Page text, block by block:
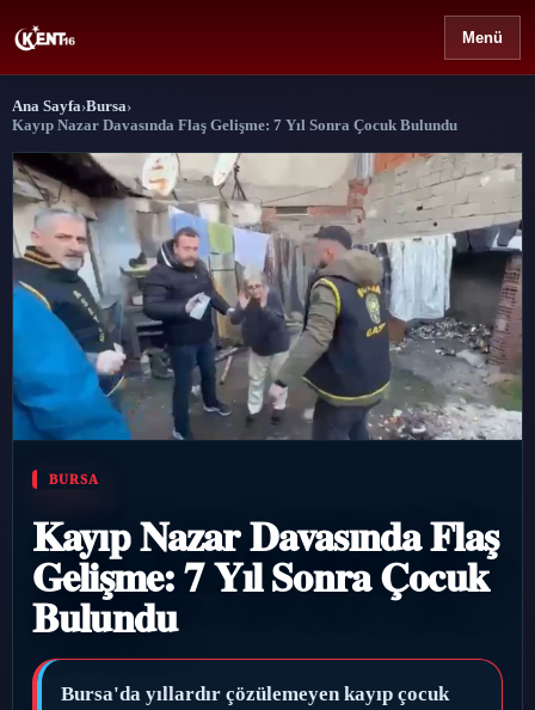
Menü
Bursa
Gündem ›
Politika ›
Spor
Ekonomi ›
Eğitim ›
Magazin ›
Sağlık
Yaşam
Ana Sayfa›Bursa›
Kayıp Nazar Davasında Flaş Gelişme: 7 Yıl Sonra Çocuk Bulundu
BURSA
Kayıp Nazar Davasında Flaş
Gelişme: 7 Yıl Sonra Çocuk
Bulundu
Bursa'da yıllardır çözülemeyen kayıp çocuk